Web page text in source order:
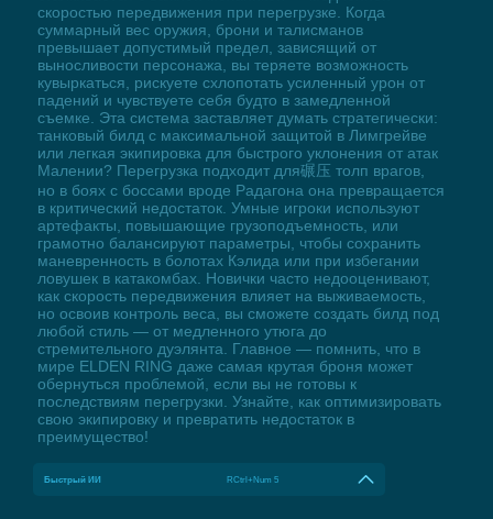
скоростью передвижения при перегрузке. Когда
суммарный вес оружия, брони и талисманов
превышает допустимый предел, зависящий от
выносливости персонажа, вы теряете возможность
кувыркаться, рискуете схлопотать усиленный урон от
падений и чувствуете себя будто в замедленной
съемке. Эта система заставляет думать стратегически:
танковый билд с максимальной защитой в Лимгрейве
или легкая экипировка для быстрого уклонения от атак
Малении? Перегрузка подходит для碾压 толп врагов,
но в боях с боссами вроде Радагона она превращается
в критический недостаток. Умные игроки используют
артефакты, повышающие грузоподъемность, или
грамотно балансируют параметры, чтобы сохранить
маневренность в болотах Кэлида или при избегании
ловушек в катакомбах. Новички часто недооценивают,
как скорость передвижения влияет на выживаемость,
но освоив контроль веса, вы сможете создать билд под
любой стиль — от медленного утюга до
стремительного дуэлянта. Главное — помнить, что в
мире ELDEN RING даже самая крутая броня может
обернуться проблемой, если вы не готовы к
последствиям перегрузки. Узнайте, как оптимизировать
свою экипировку и превратить недостаток в
преимущество!
Быстрый ИИ RCtrl+Num 5